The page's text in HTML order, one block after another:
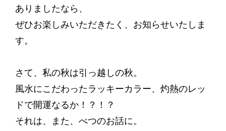
ありましたなら、
ぜひお楽しみいただきたく、お知らせいたしま
す。
さて、私の秋は引っ越しの秋。
風水にこだわったラッキーカラー、灼熱のレッ
ドで開運なるか！？！？
それは、また、べつのお話に。